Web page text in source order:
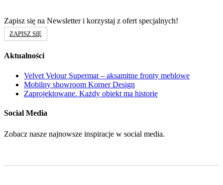
Zapisz się na Newsletter i korzystaj z ofert specjalnych!
ZAPISZ SIĘ
Aktualności
Velvet Velour Supermat – aksamitne fronty meblowe
Mobilny showroom Korner Design
Zaprojektowane. Każdy obiekt ma historię
Social Media
Zobacz nasze najnowsze inspiracje w social media.